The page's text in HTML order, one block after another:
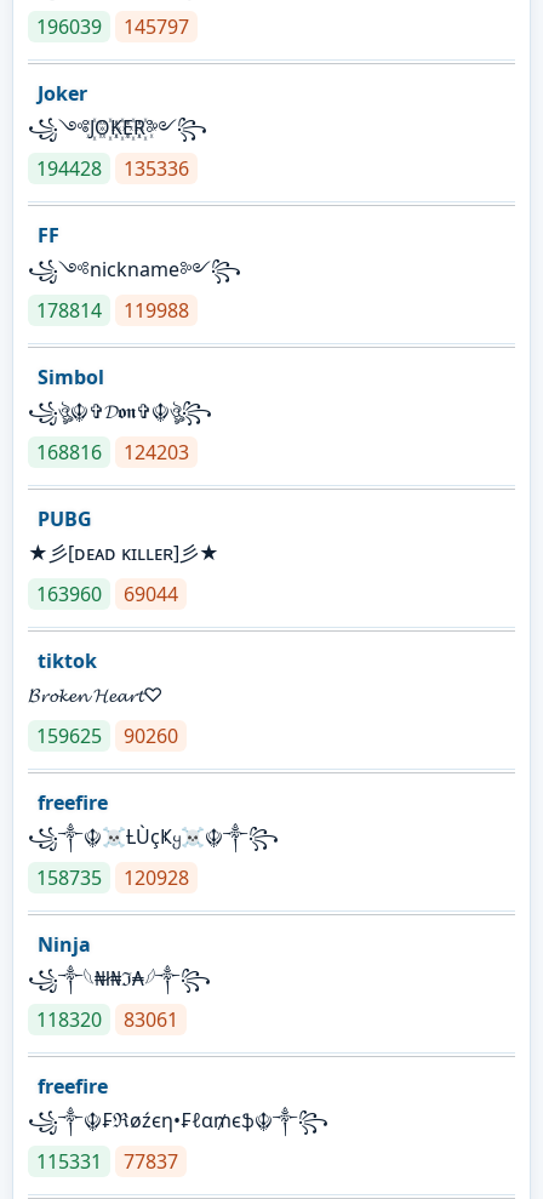
196039
145797
Joker
꧁༺J꙰O꙰K꙰E꙰R꙰༻꧂
194428
135336
FF
꧁༺nickname༻꧂
178814
119988
Simbol
꧁ঔৣ☬✞𝓓𝖔𝖓✞☬ঔৣ꧂
168816
124203
PUBG
★彡[ᴅᴇᴀᴅ ᴋɪʟʟᴇʀ]彡★
163960
69044
tiktok
𝓑𝓻𝓸𝓴𝓮𝓷 𝓗𝓮𝓪𝓻𝓽♡
159625
90260
freefire
꧁༒☬☠Ƚ︎ÙçҜყ☠︎☬༒꧂
158735
120928
Ninja
꧁⁣༒𓆩₦ł₦ℑ₳𓆪༒꧂
118320
83061
freefire
꧁༒☬₣ℜøźєη•₣ℓα₥єֆ☬༒꧂
115331
77837